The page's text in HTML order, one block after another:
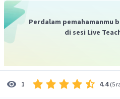
antara golongan kaya dan
Jadi, jawaban yang tepat
Perdalam pemahamanmu
di sesi Live
1 4.4 (5